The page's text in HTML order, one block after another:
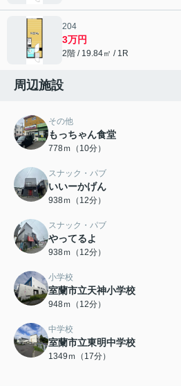
204
3万円
2階 / 19.84㎡ / 1R
周辺施設
その他
もっちゃん食堂
778ｍ（10分）
スナック・パブ
いいーかげん
938ｍ（12分）
スナック・パブ
やってるよ
938ｍ（12分）
小学校
室蘭市立天神小学校
948ｍ（12分）
中学校
室蘭市立東明中学校
1349ｍ（17分）